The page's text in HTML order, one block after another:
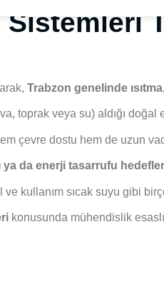
Sistemleri
Trabzon genelinde
toprak veya su) aldığı
çevre dostu hem de uzun
ya da enerji tasarrufu
ve kullanım sıcak suyu gibi
konusunda mühendislik